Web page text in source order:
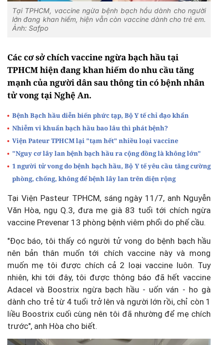
Tại TPHCM, vaccine ngừa bệnh bạch hầu dành cho người
lớn đang khan hiếm, hiện vẫn còn vaccine dành cho trẻ em.
Ảnh: Safpo
Các cơ sở chích vaccine ngừa bạch hầu tại
TPHCM hiện đang khan hiếm do nhu cầu tăng
mạnh của người dân sau thông tin có bệnh nhân
tử vong tại Nghệ An.
Bệnh Bạch hầu diễn biến phức tạp, Bộ Y tế chỉ đạo khẩn
Nhiễm vi khuẩn bạch hầu bao lâu thì phát bệnh?
Viện Pateur TPHCM lại "tạm hết" nhiều loại vaccine
"Nguy cơ lây lan bệnh bạch hầu ra cộng đồng là không lớn"
1 người tử vong do bệnh bạch hầu, Bộ Y tế yêu cầu tăng cường
phòng, chống, không để bệnh lây lan trên diện rộng
Tại Viện Pasteur TPHCM, sáng ngày 11/7, anh Nguyễn
Văn Hòa, ngụ Q.3, đưa mẹ già 83 tuổi tới chích ngừa
vaccine Prevenar 13 phòng bệnh viêm phổi do phế cầu.
"Đọc báo, tôi thấy có người tử vong do bệnh bạch hầu
nên bản thân muốn tới chích vaccine này và mong
muốn mẹ tôi được chích cả 2 loại vaccine luôn. Tuy
nhiên, khi tới đây, tôi được thông báo đã hết vaccine
Adacel và Boostrix ngừa bạch hầu - uốn ván - ho gà
dành cho trẻ từ 4 tuổi trở lên và người lớn rồi, chỉ còn 1
liều Boostrix cuối cùng nên tôi đã nhường để mẹ chích
trước", anh Hòa cho biết.